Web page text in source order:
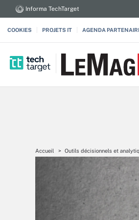
Informa TechTarget
COOKIES PROJETS IT AGENDA
Accueil Outils décisionnels et